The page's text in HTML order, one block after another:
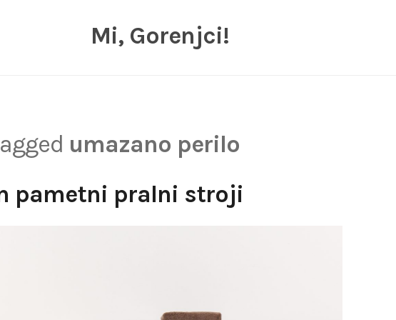
Mi, Gorenjci!
umazano perilo
pametni pralni stroji